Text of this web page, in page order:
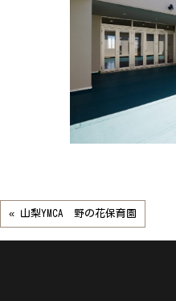
« 山梨YMCA 野の花保育園